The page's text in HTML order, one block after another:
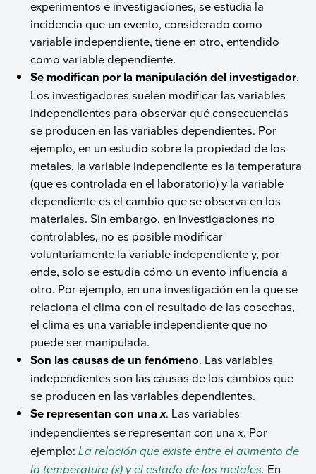
experimentos e investigaciones, se estudia la
incidencia que un evento, considerado como
variable independiente, tiene en otro, entendido
como variable dependiente.
Se modifican por la manipulación del investigador.
Los investigadores suelen modificar las variables
independientes para observar qué consecuencias
se producen en las variables dependientes. Por
ejemplo, en un estudio sobre la propiedad de los
metales, la variable independiente es la temperatura
(que es controlada en el laboratorio) y la variable
dependiente es el cambio que se observa en los
materiales. Sin embargo, en investigaciones no
controlables, no es posible modificar
voluntariamente la variable independiente y, por
ende, solo se estudia cómo un evento influencia a
otro. Por ejemplo, en una investigación en la que se
relaciona el clima con el resultado de las cosechas,
el clima es una variable independiente que no
puede ser manipulada.
Son las causas de un fenómeno. Las variables
independientes son las causas de los cambios que
se producen en las variables dependientes.
Se representan con unax. Las variables
independientes se representan con unax. Por
ejemplo:La relación que existe entre el aumento de
la temperatura (x) y el estado de los metales. En